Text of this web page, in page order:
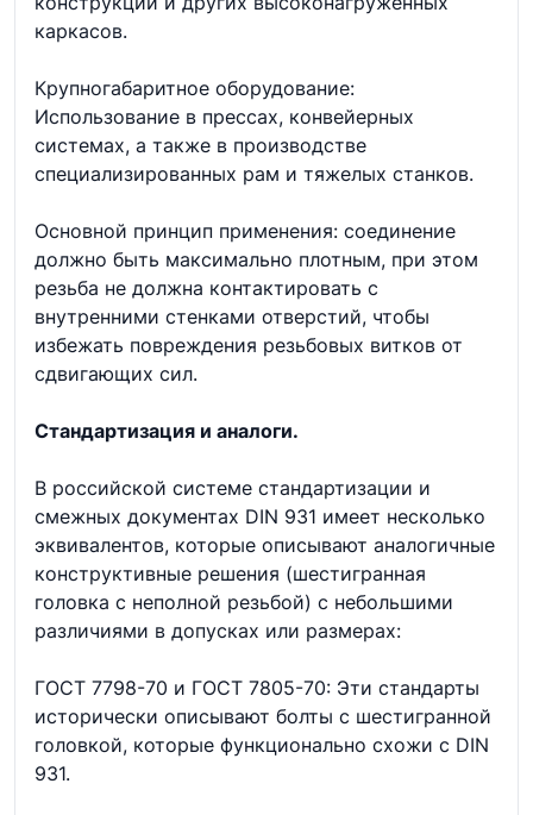
каркасов.
Крупногабаритное оборудование:
Использование в прессах, конвейерных
системах, а также в производстве
специализированных рам и тяжелых станков.
Основной принцип применения: соединение
должно быть максимально плотным, при этом
резьба не должна контактировать с
внутренними стенками отверстий, чтобы
избежать повреждения резьбовых витков от
сдвигающих сил.
Стандартизация и аналоги.
В российской системе стандартизации и
смежных документах DIN 931 имеет несколько
эквивалентов, которые описывают аналогичные
конструктивные решения (шестигранная
головка с неполной резьбой) с небольшими
различиями в допусках или размерах:
ГОСТ 7798-70 и ГОСТ 7805-70: Эти стандарты
исторически описывают болты с шестигранной
головкой, которые функционально схожи с DIN
931.